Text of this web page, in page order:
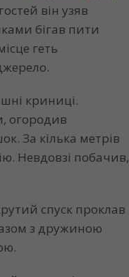
він узяв
бігав пити
геть
криниці.
огородив
За кілька метрів
Невдовзі побачив,
спуск проклав
з дружиною